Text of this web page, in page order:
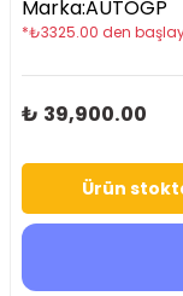
Marka:AUTOGP
*₺3325.00 den
₺ 39,900.00
Ürün